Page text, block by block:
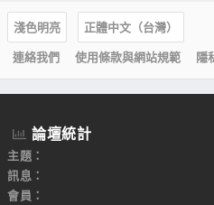
淺色明亮
正體中文（台灣）
連絡我們
使用條款與網站規範 隱
論壇統計
主題
訊息
會員